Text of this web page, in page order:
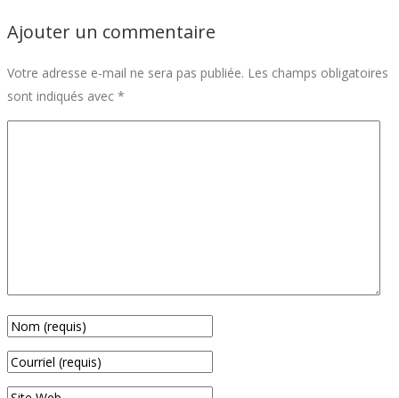
Ajouter un commentaire
Votre adresse e-mail ne sera pas publiée. Les champs obligatoires
sont indiqués avec *